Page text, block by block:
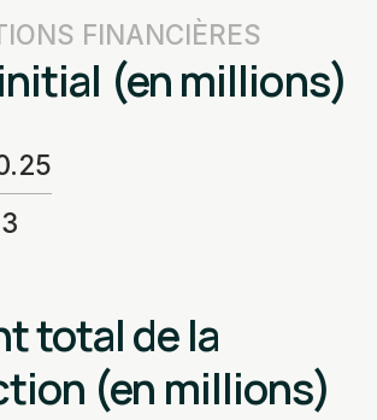
FINANCIÈRES
(en millions)
3
total de la
(en millions)